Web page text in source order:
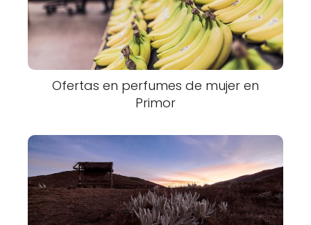
Ofertas en perfumes de mujer en
Primor